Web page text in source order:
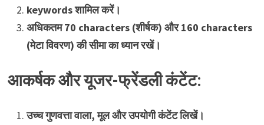
keywords शामिल करें।
अधिकतम 70 characters (शीर्षक) और 160 characters
(मेटा विवरण) की सीमा का ध्यान रखें।
आकर्षक और यूजर-फ्रेंडली कंटेंट:
उच्च गुणवत्ता वाला, मूल और उपयोगी कंटेंट लिखें।